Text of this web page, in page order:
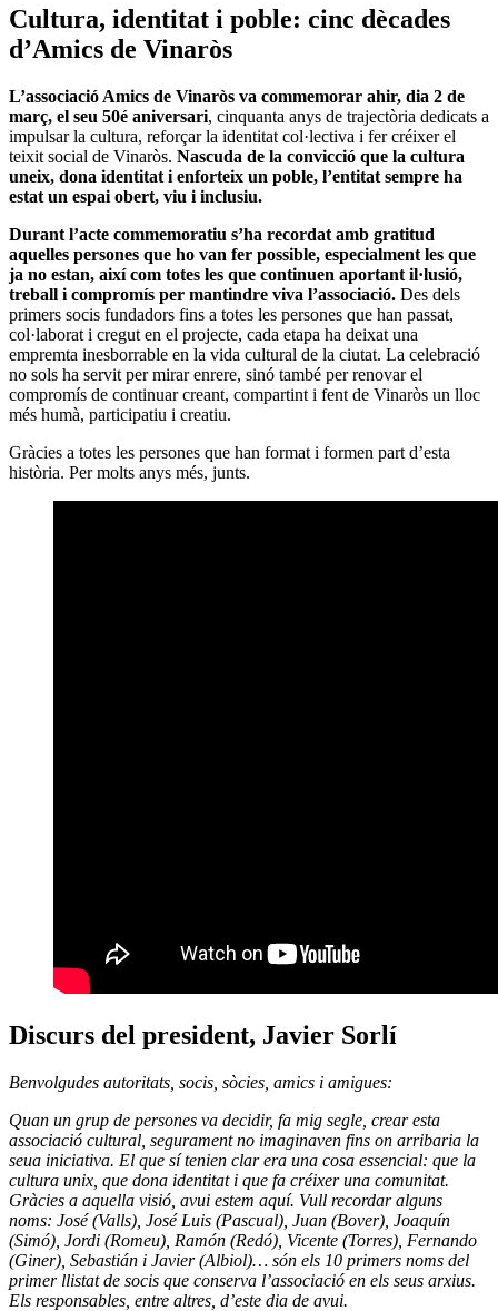
Cultura, identitat i poble: cinc dècades
d’Amics de Vinaròs
L’associació Amics de Vinaròs va commemorar ahir, dia 2 de
març, el seu 50é aniversari, cinquanta anys de trajectòria dedicats a
impulsar la cultura, reforçar la identitat col·lectiva i fer créixer el
teixit social de Vinaròs. Nascuda de la convicció que la cultura
uneix, dona identitat i enforteix un poble, l’entitat sempre ha
estat un espai obert, viu i inclusiu.
Durant l’acte commemoratiu s’ha recordat amb gratitud
aquelles persones que ho van fer possible, especialment les que
ja no estan, així com totes les que continuen aportant il·lusió,
treball i compromís per mantindre viva l’associació. Des dels
primers socis fundadors fins a totes les persones que han passat,
col·laborat i cregut en el projecte, cada etapa ha deixat una
empremta inesborrable en la vida cultural de la ciutat. La celebració
no sols ha servit per mirar enrere, sinó també per renovar el
compromís de continuar creant, compartint i fent de Vinaròs un lloc
més humà, participatiu i creatiu.
Gràcies a totes les persones que han format i formen part d’esta
història. Per molts anys més, junts.
Discurs del president, Javier Sorlí
Benvolgudes autoritats, socis, sòcies, amics i amigues:
Quan un grup de persones va decidir, fa mig segle, crear esta
associació cultural, segurament no imaginaven fins on arribaria la
seua iniciativa. El que sí tenien clar era una cosa essencial: que la
cultura unix, que dona identitat i que fa créixer una comunitat.
Gràcies a aquella visió, avui estem aquí. Vull recordar alguns
noms: José (Valls), José Luis (Pascual), Juan (Bover), Joaquín
(Simó), Jordi (Romeu), Ramón (Redó), Vicente (Torres), Fernando
(Giner), Sebastián i Javier (Albiol)… són els 10 primers noms del
primer llistat de socis que conserva l’associació en els seus arxius.
Els responsables, entre altres, d’este dia de avui.